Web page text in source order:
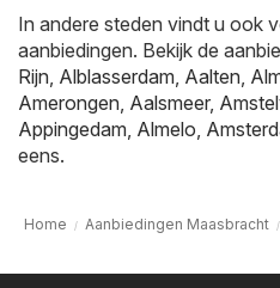
In andere steden vindt u ook
aanbiedingen. Bekijk de
Rijn, Alblasserdam, Aalten,
Amerongen, Aalsmeer,
Appingedam, Almelo,
eens.
Home Aanbiedingen Maasbracht